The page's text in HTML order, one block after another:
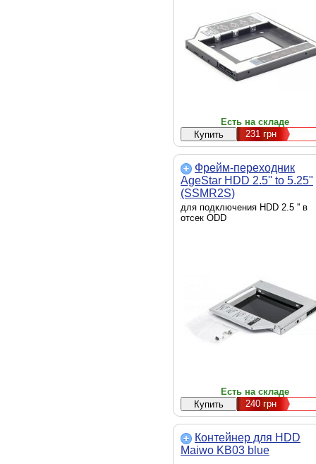
Есть на складе
231грн
Фрейм-переходник
AgeStar HDD 2.5'' to 5.25"
(SSMR2S)
для подключения HDD 2.5 '' в
отсек ODD
Есть на складе
240грн
Контейнер для HDD
Maiwo KB03 blue